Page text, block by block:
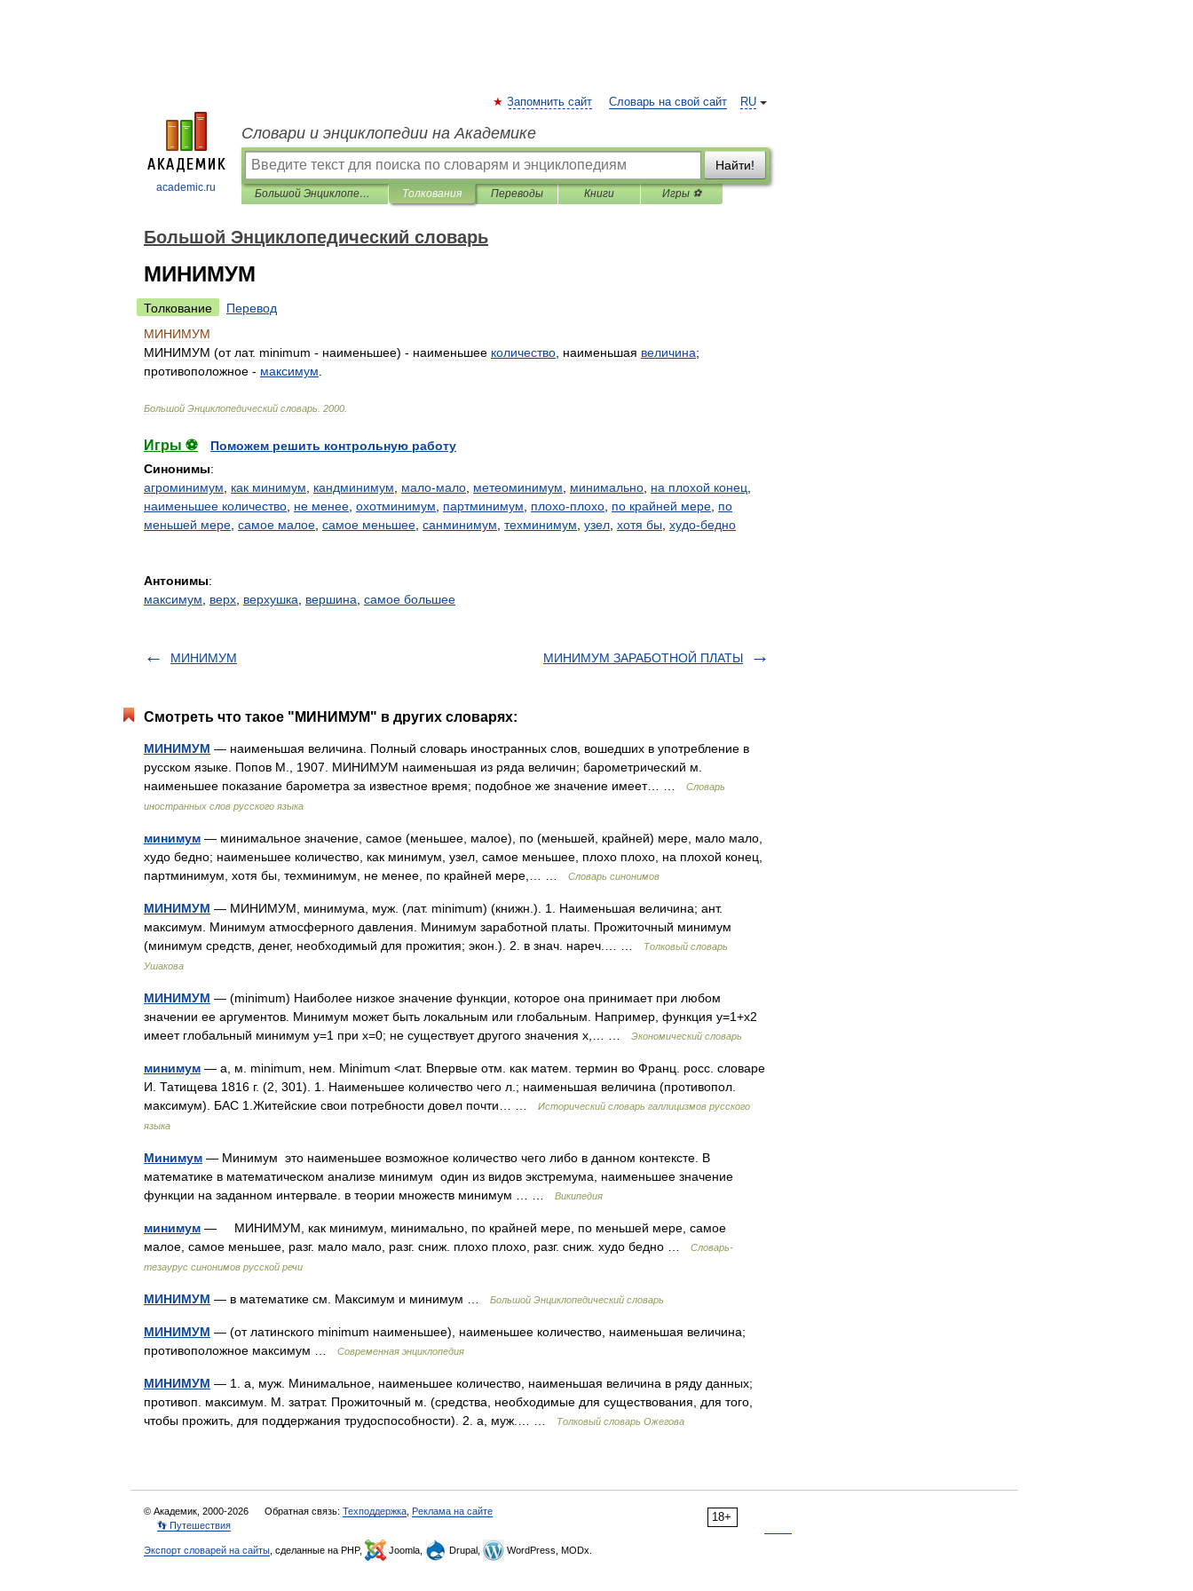
academic.ru
RU
Запомнить сайт Словарь на свой сайт
Словари и энциклопедии на Академике
Найти!
Большой Энциклопедический словарь Толкования Переводы Книги Игры ⚽
Большой Энциклопедический словарь
МИНИМУМ
Толкование
Перевод
МИНИМУМ
МИНИМУМ (от лат. minimum - наименьшее) - наименьшее количество наименьшая величина;
противоположное - максимум
Большой Энциклопедический словарь 2000
Игры ⚽
Поможем решить контрольную работу
Синонимы:
агроминимум
как минимум кандминимум мало-мало метеоминимум минимально на плохой конец
наименьшее количество не менее охотминимум партминимум плохо-плохо по крайней мере по
меньшей мере самое малое самое меньшее санминимум техминимум узел хотя бы худо-бедно
Антонимы:
максимум
верх верхушка вершина самое большее
МИНИМУМ МИНИМУМ ЗАРАБОТНОЙ ПЛАТЫ
Смотреть что такое "МИНИМУМ" в других словарях:
МИНИМУМ — наименьшая величина. Полный словарь иностранных слов, вошедших в употребление в
русском языке. Попов М., 1907. МИНИМУМ наименьшая из ряда величин; барометрический м.
наименьшее показание барометра за известное время; подобное же значение имеет… …
Словарь
иностранных слов русского языка
минимум — минимальное значение, самое (меньшее, малое), по (меньшей, крайней) мере, мало мало,
худо бедно; наименьшее количество, как минимум, узел, самое меньшее, плохо плохо, на плохой конец,
партминимум, хотя бы, техминимум, не менее, по крайней мере,… …
Словарь синонимов
МИНИМУМ — МИНИМУМ, минимума, муж. (лат. minimum) (книжн.). 1. Наименьшая величина; ант.
максимум. Минимум атмосферного давления. Минимум заработной платы. Прожиточный минимум
(минимум средств, денег, необходимый для прожития; экон.). 2. в знач. нареч.… …
Толковый словарь
Ушакова
МИНИМУМ — (minimum) Наиболее низкое значение функции, которое она принимает при любом
значении ее аргументов. Минимум может быть локальным или глобальным. Например, функция у=1+х2
имеет глобальный минимум у=1 при х=0; не существует другого значения х,… …
Экономический словарь
минимум — а, м. minimum, нем. Minimum <лат. Впервые отм. как матем. термин во Франц. росс. словаре
И. Татищева 1816 г. (2, 301). 1. Наименьшее количество чего л.; наименьшая величина (противопол.
максимум). БАС 1.Житейские свои потребности довел почти… …
Исторический словарь галлицизмов русского
языка
Минимум — Минимум это наименьшее возможное количество чего либо в данном контексте. В
математике в математическом анализе минимум один из видов экстремума, наименьшее значение
функции на заданном интервале. в теории множеств минимум … …
Википедия
минимум — МИНИМУМ, как минимум, минимально, по крайней мере, по меньшей мере, самое
малое, самое меньшее, разг. мало мало, разг. сниж. плохо плохо, разг. сниж. худо бедно …
Словарь-
тезаурус синонимов русской речи
МИНИМУМ — в математике см. Максимум и минимум … Большой Энциклопедический словарь
МИНИМУМ — (от латинского minimum наименьшее), наименьшее количество, наименьшая величина;
противоположное максимум …
Современная энциклопедия
МИНИМУМ — 1. а, муж. Минимальное, наименьшее количество, наименьшая величина в ряду данных;
противоп. максимум. М. затрат. Прожиточный м. (средства, необходимые для существования, для того,
чтобы прожить, для поддержания трудоспособности). 2. а, муж.… …
Толковый словарь Ожегова
18+
© Академик, 2000-2026 Обратная связь: Техподдержка Реклама на сайте
👣 Путешествия
Экспорт словарей на сайты , сделанные на PHP, Joomla, Drupal, WordPress, MODx.